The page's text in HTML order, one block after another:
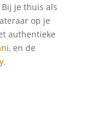
je thuis als
op je
authentieke
, en de
.